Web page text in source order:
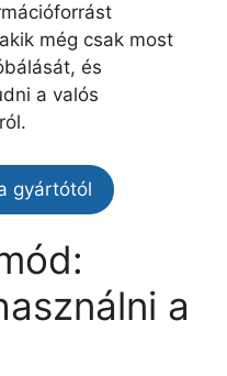
még csak most
és
a valós
gyártótól
a